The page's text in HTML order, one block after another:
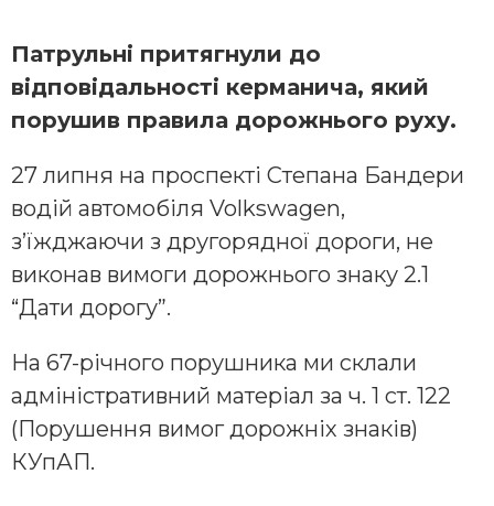
Патрульні притягнули до
відповідальності керманича, який
порушив правила дорожнього руху.
27 липня на проспекті Степана Бандери
водій автомобіля Volkswagen,
з’їжджаючи з другорядної дороги, не
виконав вимоги дорожнього знаку 2.1
“Дати дорогу”.
На 67-річного порушника ми склали
адміністративний матеріал за ч. 1 ст. 122
(Порушення вимог дорожніх знаків)
КУпАП.